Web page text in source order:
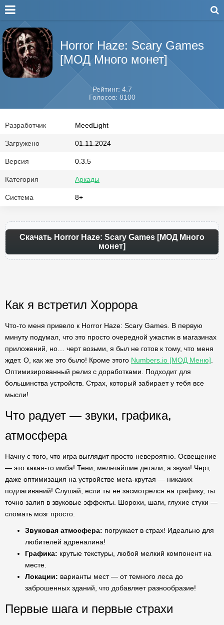
Horror Haze: Scary Games
[МОД Много монет]
Рейтинг: 4.7
Голосов: 8100
Разработчик MeedLight
Загружено 01.11.2024
Версия 0.3.5
Категория Аркады
Система 8+
Скачать Horror Haze: Scary Games [МОД Много
монет]
Как я встретил Хоррора
Что-то меня привело к Horror Haze: Scary Games. В первую
минуту подумал, что это просто очередной ужастик в магазинах
приложений, но… черт возьми, я был не готов к тому, что меня
ждет. О, как же это было! Кроме этого Numbers.io [МОД Меню]
Оптимизированный релиз с доработками. Подходит для
большинства устройств. Страх, который забирает у тебя все
мысли!
Что радует — звуки, графика,
атмосфера
Начну с того, что игра выглядит просто невероятно. Освещение
— это какая-то имба! Тени, мельчайшие детали, а звуки! Черт,
даже оптимизация на устройстве мега-крутая — никаких
подлагиваний! Слушай, если ты не засмотрелся на графику, ты
точно залип в звуковые эффекты. Шорохи, шаги, глухие стуки —
сломать мозг просто.
Звуковая атмосфера: погружает в страх! Идеально для
любителей адреналина!
Графика: крутые текстуры, любой мелкий компонент на
месте.
Локации: варианты мест — от темного леса до
заброшенных зданий, что добавляет разнообразие!
Первые шага и первые страхи